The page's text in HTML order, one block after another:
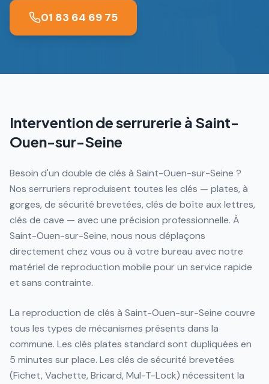
01 83 64 69 75
Intervention de serrurerie à Saint-
Ouen-sur-Seine
Besoin d'un double de clés à Saint-Ouen-sur-Seine ?
Nos serruriers reproduisent toutes les clés — plates, à
gorges, de sécurité brevetées, clés de boîte aux lettres,
clés de cave — avec une précision professionnelle. À
Saint-Ouen-sur-Seine, nous nous déplaçons
directement chez vous ou à votre bureau avec notre
matériel de reproduction mobile pour un service rapide
et sans contrainte.
La reproduction de clés à Saint-Ouen-sur-Seine couvre
tous les types de mécanismes présents dans la
commune. Les clés plates standard sont dupliquées en
5 minutes sur place. Les clés de sécurité brevetées
(Fichet, Vachette, Bricard, Mul-T-Lock) nécessitent la